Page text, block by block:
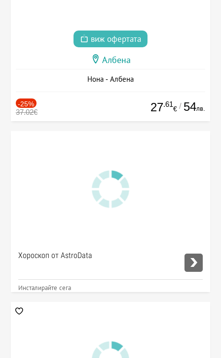
виж офертата
Албена
Нона - Албена
-25%
37.02€ 27.61
€ / 54лв.
Хороскоп от AstroData
Инсталирайте сега